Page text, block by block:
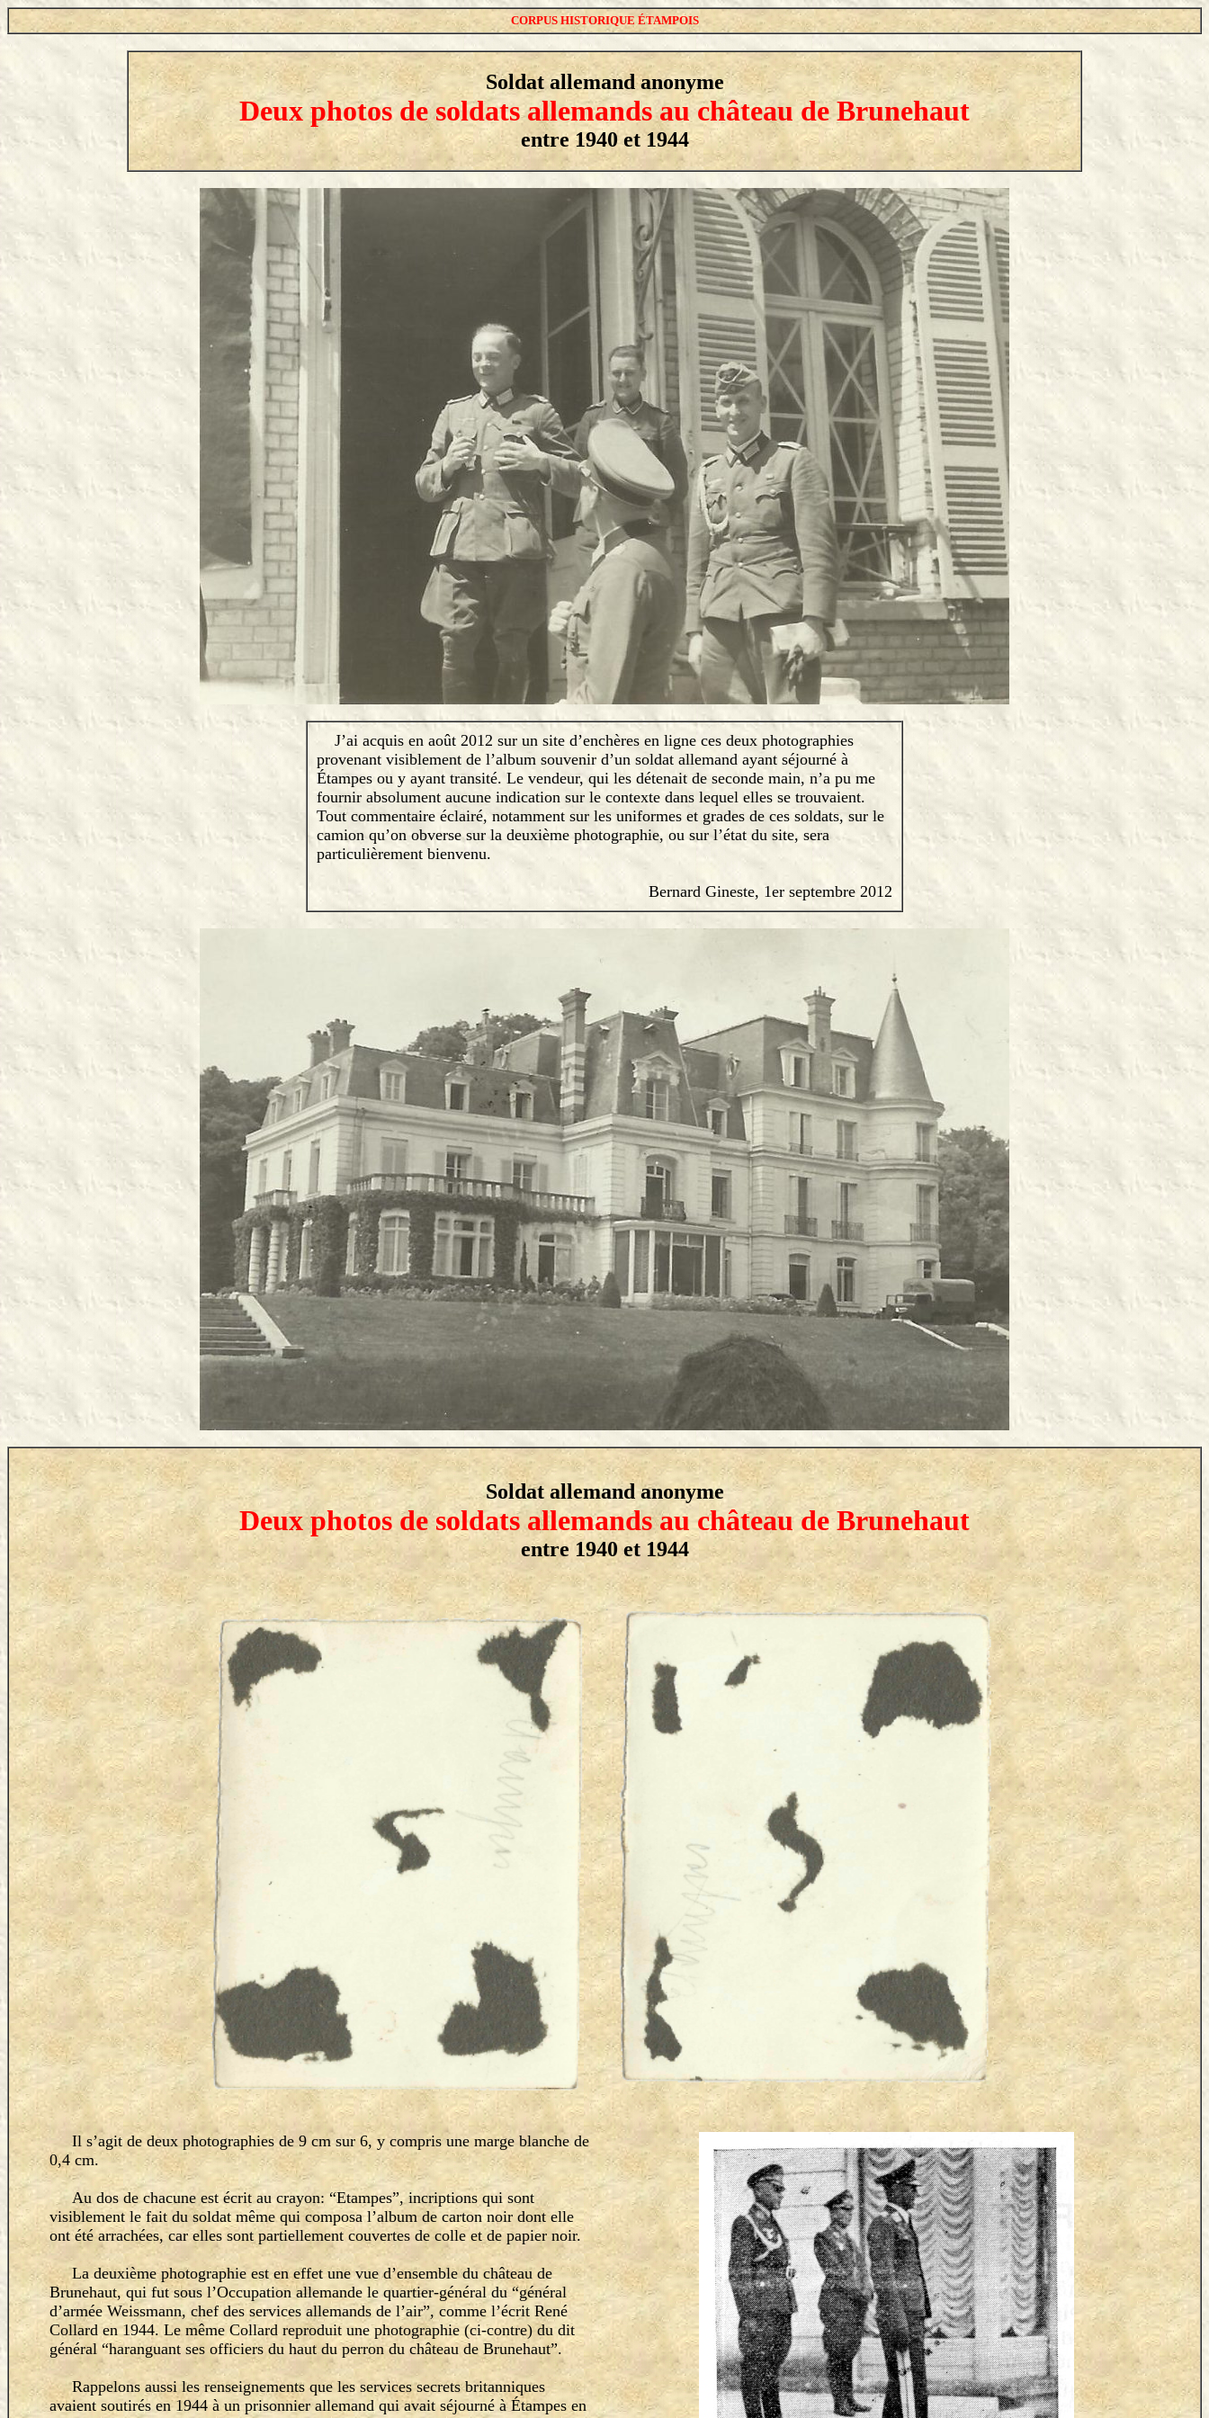
CORPUS HISTORIQUE ÉTAMPOIS
Soldat allemand anonyme
Deux photos de soldats allemands au château de Brunehaut
entre 1940 et 1944
J’ai acquis en août 2012 sur un site d’enchères en ligne ces deux photographies
provenant visiblement de l’album souvenir d’un soldat allemand ayant séjourné à
Étampes ou y ayant transité. Le vendeur, qui les détenait de seconde main, n’a pu me
fournir absolument aucune indication sur le contexte dans lequel elles se trouvaient.
Tout commentaire éclairé, notamment sur les uniformes et grades de ces soldats, sur le
camion qu’on obverse sur la deuxième photographie, ou sur l’état du site, sera
particulièrement bienvenu.
Bernard Gineste, 1er septembre 2012
Soldat allemand anonyme
Deux photos de soldats allemands au château de Brunehaut
entre 1940 et 1944
Il s’agit de deux photographies de 9 cm sur 6, y compris une marge blanche de
0,4 cm.
Au dos de chacune est écrit au crayon: “Etampes”, incriptions qui sont
visiblement le fait du soldat même qui composa l’album de carton noir dont elle
ont été arrachées, car elles sont partiellement couvertes de colle et de papier noir.
La deuxième photographie est en effet une vue d’ensemble du château de
Brunehaut, qui fut sous l’Occupation allemande le quartier-général du“général
d’armée Weissmann, chef des services allemands de l’air”, comme l’écrit René
Collard en 1944. Le même Collard reproduit une photographie (ci-contre) du dit
général “haranguant ses officiers du haut du perron du château de Brunehaut”.
Rappelons aussi les renseignements que les services secrets britanniques
avaient soutirés en 1944 à un prisonnier allemand qui avait séjourné à Étampes en